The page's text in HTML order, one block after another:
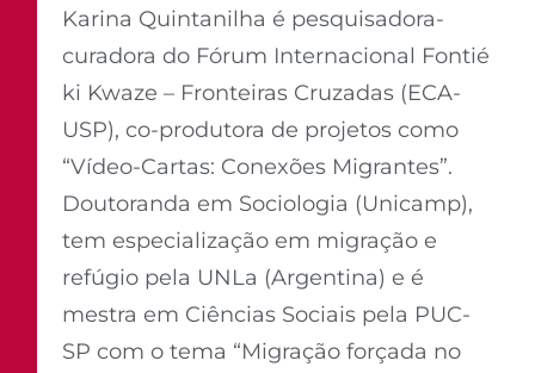
Karina Quintanilha é pesquisadora-
curadora do Fórum Internacional Fontié
ki Kwaze – Fronteiras Cruzadas (ECA-
USP), co-produtora de projetos como
“Vídeo-Cartas: Conexões Migrantes”.
Doutoranda em Sociologia (Unicamp),
tem especialização em migração e
refúgio pela UNLa (Argentina) e é
mestra em Ciências Sociais pela PUC-
SP com o tema “Migração forçada no